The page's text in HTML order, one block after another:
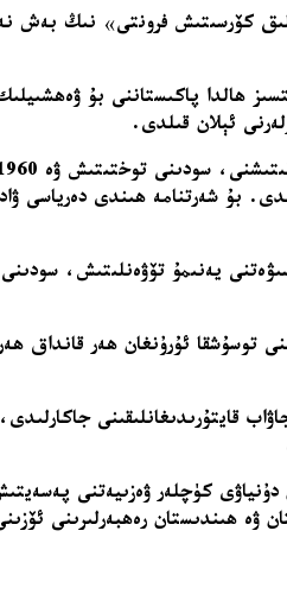
كۆرسىتىش فرونتى»
ھالدا پاكىستاننى بۇ
ئېلان قىلدى.
بۇ شەرتنامە ھىندى دەرياسى
يەنىمۇ تۆۋەنلىتىش،
توسۇشقا ئۇرۇنغان ھەر
قايتۇرىدىغانلىقىنى
دۇنياۋى كۈچلەر ۋەزىيەتنى
ۋە ھىندىستان رەھبەرلىرىنى